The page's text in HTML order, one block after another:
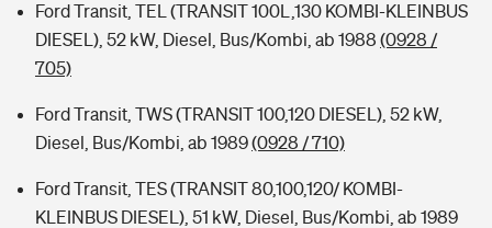
Ford Transit, TEL (TRANSIT 100L,130 KOMBI-KLEINBUS
DIESEL), 52 kW, Diesel, Bus/Kombi, ab 1988 (0928 /
705)
Ford Transit, TWS (TRANSIT 100,120 DIESEL), 52 kW,
Diesel, Bus/Kombi, ab 1989(0928 / 710)
Ford Transit, TES (TRANSIT 80,100,120/ KOMBI-
KLEINBUS DIESEL), 51 kW, Diesel, Bus/Kombi, ab 1989